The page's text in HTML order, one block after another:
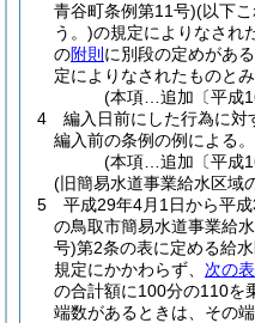
青谷町条例第11号)(以下
う。)の規定によりなされ
の附則 に別段の定めがあ
定によりなされたものとみ
(本項…追加〔平成
4
編入日前にした行為に対
編入前の条例の例による。
(本項…追加〔平成
(旧簡易水道事業給水区域
5
平成29年4月1日から平
の鳥取市簡易水道事業給
号)第2条の表に定める給
規定にかかわらず、 次の表
の合計額に100分の110を
端数があるときは、その